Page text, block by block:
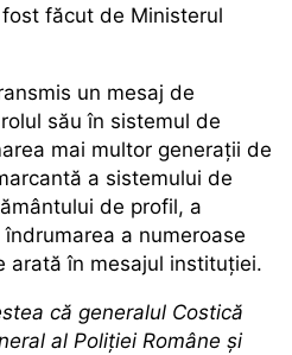
făcut de Ministerul
un mesaj de
său în sistemul de
mai multor generații de
a sistemului de
de profil, a
a numeroase
arată în mesajul instituției.
că generalul Costică
al Poliției Române și